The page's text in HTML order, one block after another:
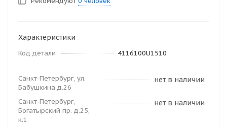
Характеристики
Код детали 4116100U1510
Санкт-Петербург, ул.
Бабушкина д.26
нет в наличии
Санкт-Петербург,
Богатырский пр. д.25,
к.1
нет в наличии